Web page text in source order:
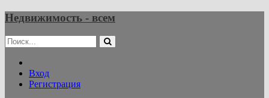
Недвижимость - всем
Вход
Регистрация